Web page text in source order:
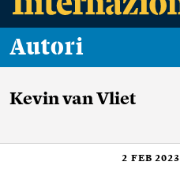
Autori
Kevin van Vliet
2 FEB 2023